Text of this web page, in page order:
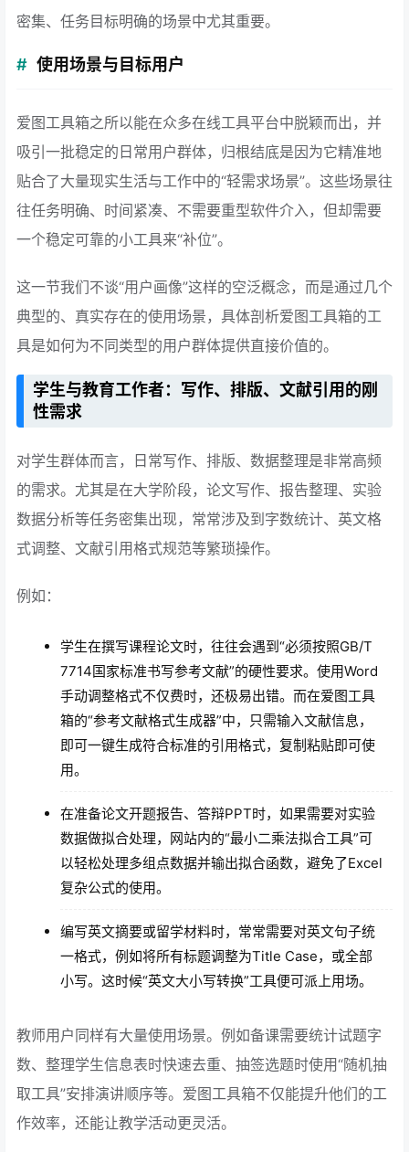
密集、任务目标明确的场景中尤其重要。
使用场景与目标用户
爱图工具箱之所以能在众多在线工具平台中脱颖而出，并
吸引一批稳定的日常用户群体，归根结底是因为它精准地
贴合了大量现实生活与工作中的“轻需求场景”。这些场景往
往任务明确、时间紧凑、不需要重型软件介入，但却需要
一个稳定可靠的小工具来“补位”。
这一节我们不谈“用户画像”这样的空泛概念，而是通过几个
典型的、真实存在的使用场景，具体剖析爱图工具箱的工
具是如何为不同类型的用户群体提供直接价值的。
学生与教育工作者：写作、排版、文献引用的刚
性需求
对学生群体而言，日常写作、排版、数据整理是非常高频
的需求。尤其是在大学阶段，论文写作、报告整理、实验
数据分析等任务密集出现，常常涉及到字数统计、英文格
式调整、文献引用格式规范等繁琐操作。
例如：
学生在撰写课程论文时，往往会遇到“必须按照GB/T
7714国家标准书写参考文献”的硬性要求。使用Word
手动调整格式不仅费时，还极易出错。而在爱图工具
箱的“参考文献格式生成器”中，只需输入文献信息，
即可一键生成符合标准的引用格式，复制粘贴即可使
用。
在准备论文开题报告、答辩PPT时，如果需要对实验
数据做拟合处理，网站内的“最小二乘法拟合工具”可
以轻松处理多组点数据并输出拟合函数，避免了Excel
复杂公式的使用。
编写英文摘要或留学材料时，常常需要对英文句子统
一格式，例如将所有标题调整为Title Case，或全部
小写。这时候“英文大小写转换”工具便可派上用场。
教师用户同样有大量使用场景。例如备课需要统计试题字
数、整理学生信息表时快速去重、抽签选题时使用“随机抽
取工具”安排演讲顺序等。爱图工具箱不仅能提升他们的工
作效率，还能让教学活动更灵活。